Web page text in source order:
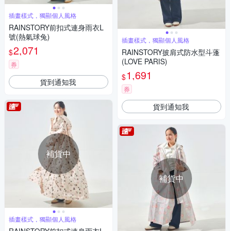
插畫樣式，獨顯個人風格
RAINSTORY前扣式連身雨衣L
號(熱氣球兔)
$2,071
券
貨到通知我
補貨中
插畫樣式，獨顯個人風格
插畫樣式，獨顯個人風格
RAINSTORY披肩式防水型斗蓬
(LOVE PARIS)
$1,691
券
貨到通知我
補貨中